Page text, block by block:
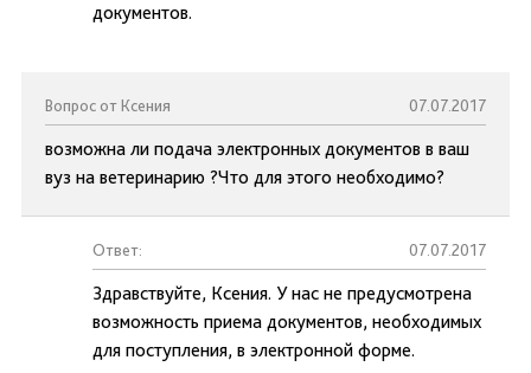
документов.
Вопрос от Ксения 07.07.2017
возможна ли подача электронных документов в ваш
вуз на ветеринарию ?Что для этого необходимо?
Ответ: 07.07.2017
Здравствуйте, Ксения. У нас не предусмотрена
возможность приема документов, необходимых
для поступления, в электронной форме.